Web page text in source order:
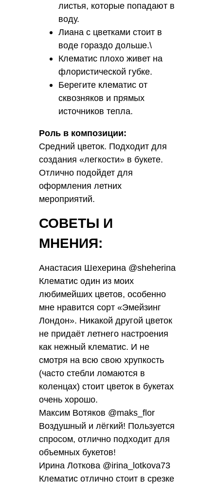
листья, которые попадают в
воду.
Лиана с цветками стоит в
воде гораздо дольше.\
Клематис плохо живет на
флористической губке.
Берегите клематис от
сквозняков и прямых
источников тепла.
Роль в композиции:
Средний цветок. Подходит для
создания «легкости» в букете.
Отлично подойдет для
оформления летних
мероприятий.
СОВЕТЫ И
МНЕНИЯ:
Анастасия Шехерина @sheherina
Клематис один из моих
любимейших цветов, особенно
мне нравится сорт «Эмейзинг
Лондон». Никакой другой цветок
не придаёт летнего настроения
как нежный клематис. И не
смотря на всю свою хрупкость
(часто стебли ломаются в
коленцах) стоит цветок в букетах
очень хорошо.
Максим Вотяков @maks_flor
Воздушный и лёгкий! Пользуется
спросом, отлично подходит для
объемных букетов!
Ирина Лоткова @irina_lotkova73
Клематис отлично стоит в срезке